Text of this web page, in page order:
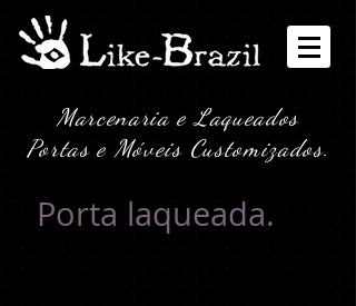
Marcenaria e Laqueados
Portas e Móveis Customizados.
Porta laqueada.